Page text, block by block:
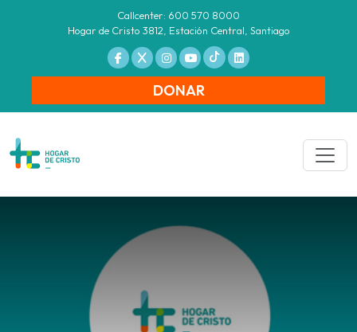
Callcenter: 600 570 8000
Hogar de Cristo 3812, Estación Central, Santiago
DONAR